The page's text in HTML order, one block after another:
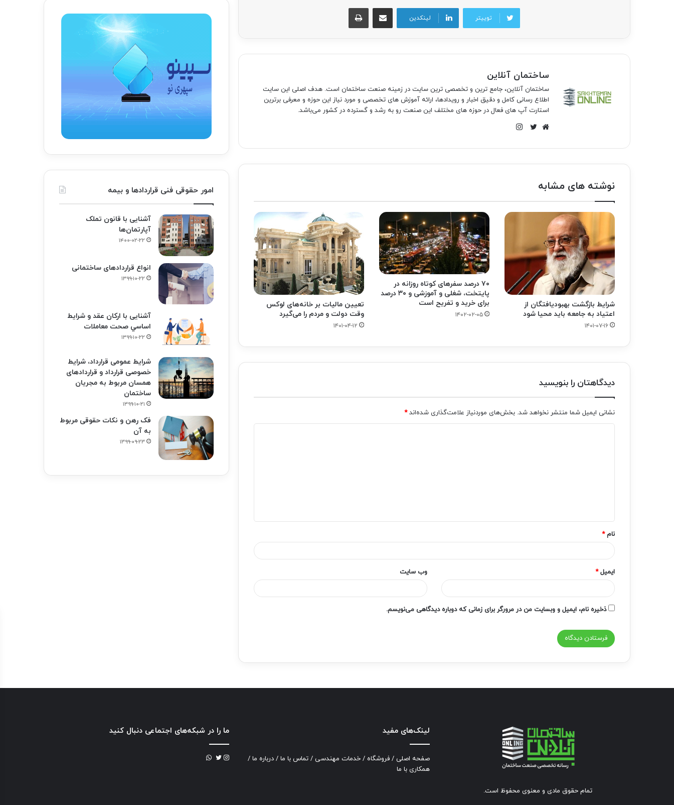
توییتر لینکدین
اشتراک گذاری از طریق ایمیل چاپ
ساختمان آنلاین
ساختمان آنلاین، جامع ترین و تخصصی ترین سایت در زمینه صنعت ساختمان است. هدف اصلی این سایت
اطلاع رسانی کامل و دقیق اخبار و رویدادها، ارائه آموزش های تخصصی و مورد نیاز این حوزه و معرفی برترین
استارت آپ های فعال در حوزه های مختلف این صنعت رو به رشد و گسترده در کشور می‌باشد.
نوشته های مشابه
شرایط بازگشت بهبودیافتگان از
اعتیاد به جامعه باید محیا شود
۱۴۰۱-۰۷-۱۶
۷۰ درصد سفرهای کوتاه روزانه در
پایتخت، شغلی و آموزشی و ۳۰ درصد
برای خرید و تفریح است
۱۴۰۲-۰۲-۰۵
تعیین مالیات بر خانه‌های لوکس
وقت دولت و مردم را می‌گیرد
۱۴۰۱-۰۴-۱۲
دیدگاهتان را بنویسید
نشانی ایمیل شما منتشر نخواهد شد. بخش‌های موردنیاز علامت‌گذاری شده‌اند*
*
نام*
ایمیل* وب‌ سایت
ذخیره نام، ایمیل و وبسایت من در مرورگر برای زمانی که دوباره دیدگاهی می‌نویسم.
امور حقوقی فنی قراردادها و بیمه
آشنایی با قانون تملک
آپارتمان‌ها
۱۴۰۰-۰۲-۲۲
انواع قراردادهای ساختمانی
۱۳۹۹-۱۰-۲۲
آشنایی با ارکان عقد و شرايط
اساسي صحت معاملات
۱۳۹۹-۱۰-۲۲
شرایط عمومی قرارداد، شرایط
خصوصی قرارداد و قراردادهای
همسان مربوط به مجریان
ساختمان
۱۳۹۹-۱۰-۲۱
فک‌ رهن و نکات حقوقی مربوط
به آن
۱۳۹۹-۰۹-۲۳
تمام حقوق مادی و معنوی محفوظ است.
لینک‌های مفید
صفحه اصلی/ فروشگاه / خدمات مهندسی/ تماس با ما/ درباره ما/
همکاری با ما
ما را در شبکه‌های اجتماعی دنبال کنید